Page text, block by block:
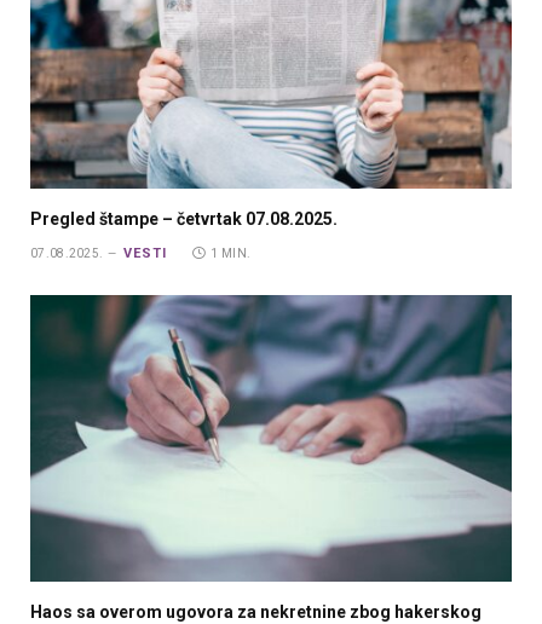
Pregled štampe – četvrtak 07.08.2025.
07.08.2025. VESTI 1 MIN.
Haos sa overom ugovora za nekretnine zbog hakerskog